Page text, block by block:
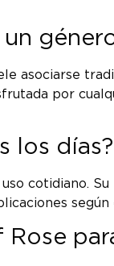
asociarse
por
los días?
cotidiano.